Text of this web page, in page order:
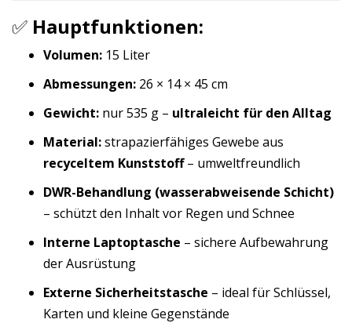
✅ Hauptfunktionen:
Volumen: 15 Liter
Abmessungen: 26 × 14 × 45 cm
Gewicht: nur 535 g – ultraleicht für den Alltag
Material:strapazierfähiges Gewebe aus
recyceltem Kunststoff– umweltfreundlich
DWR-Behandlung (wasserabweisende Schicht)
– schützt den Inhalt vor Regen und Schnee
Interne Laptoptasche – sichere Aufbewahrung
der Ausrüstung
Externe Sicherheitstasche – ideal für Schlüssel,
Karten und kleine Gegenstände